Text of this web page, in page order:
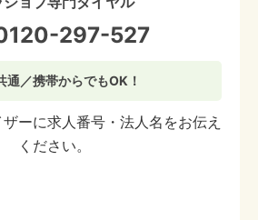
297-527
通／携帯からでもOK！
ーに求人番号・法人名をお伝え
ください。